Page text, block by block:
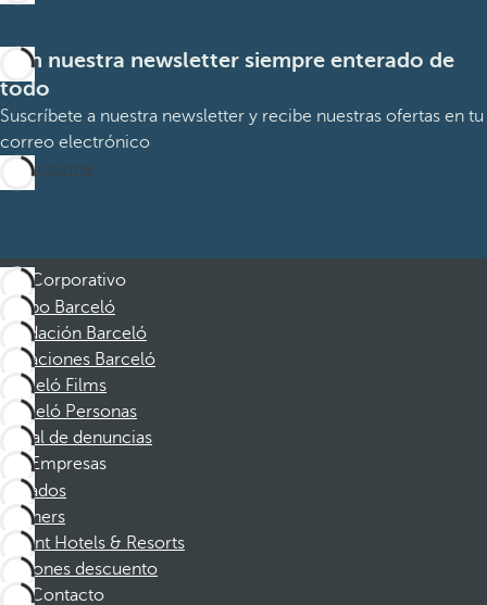
Con nuestra newsletter siempre enterado de
todo
Suscríbete a nuestra newsletter y recibe nuestras ofertas en tu
correo electrónico
Suscribirme
Corporativo
Grupo Barceló
Fundación Barceló
Vacaciones Barceló
Barceló Films
Barceló Personas
Canal de denuncias
Empresas
Afiliados
Partners
Dorint Hotels & Resorts
Cupones descuento
Contacto